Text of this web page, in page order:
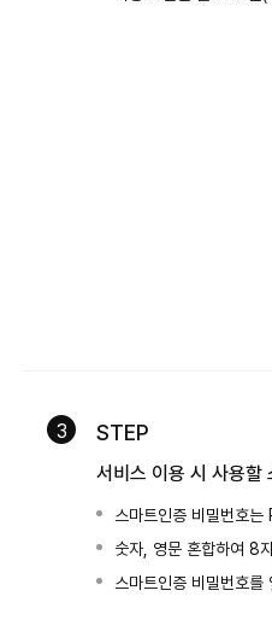
3 STEP
서비스 이용 시 사용할
스마트인증 비밀번호
숫자, 영문 혼합하여 8
스마트인증 비밀번호